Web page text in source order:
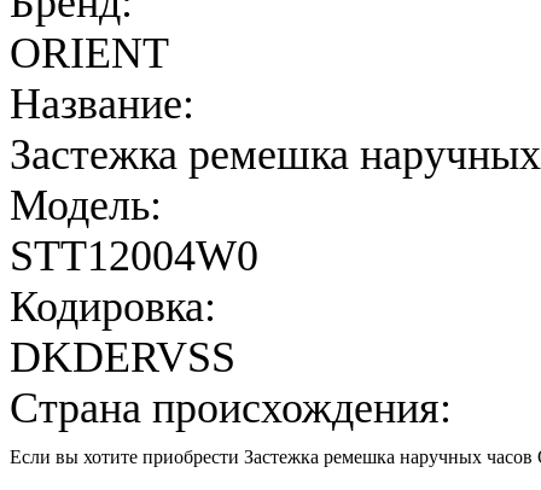
ORIENT
Название:
Застежка ремешка
Модель:
STT12004W0
Кодировка:
DKDERVSS
Страна происхождения:
Если вы хотите приобрести Застежка ремешка наручных